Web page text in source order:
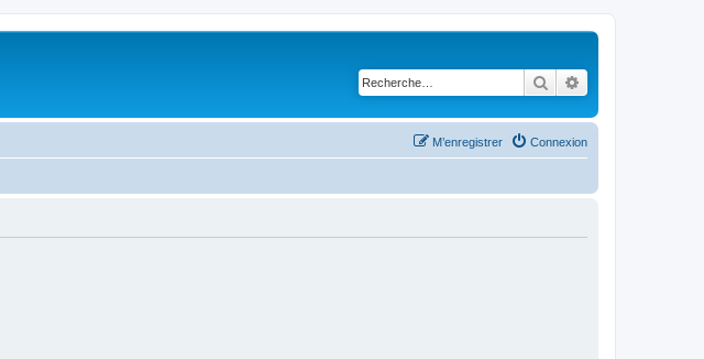
Rechercher
Connexion
M’enregistrer